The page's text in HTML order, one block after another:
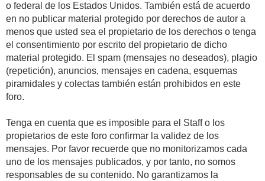
o federal de los Estados Unidos. También está de acuerdo
en no publicar material protegido por derechos de autor a
menos que usted sea el propietario de los derechos o tenga
el consentimiento por escrito del propietario de dicho
material protegido. El spam (mensajes no deseados), plagio
(repetición), anuncios, mensajes en cadena, esquemas
piramidales y colectas también están prohibidos en este
foro.
Tenga en cuenta que es imposible para el Staff o los
propietarios de este foro confirmar la validez de los
mensajes. Por favor recuerde que no monitorizamos cada
uno de los mensajes publicados, y por tanto, no somos
responsables de su contenido. No garantizamos la